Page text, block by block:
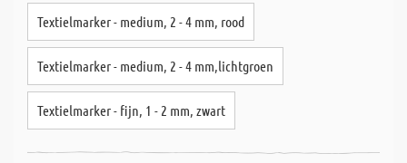
Textielmarker - medium, 2 - 4 mm, rood
Textielmarker - medium, 2 - 4 mm,lichtgroen
Textielmarker - fijn, 1 - 2 mm, zwart